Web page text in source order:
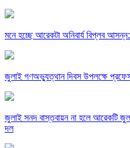
মনে হচ্ছে আরেকটা অনিবার্য বিপ্লব
জুলাই গণঅভ্যুত্থান দিবস উপলক্ষে
জুলাই সনদ বাস্তবায়ন না হলে আরেকটি
দল